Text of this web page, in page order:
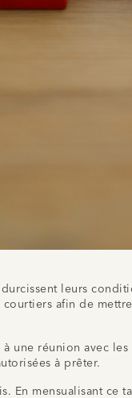
leurs
afin de
une réunion avec
à prêter.
En mensualisant ce